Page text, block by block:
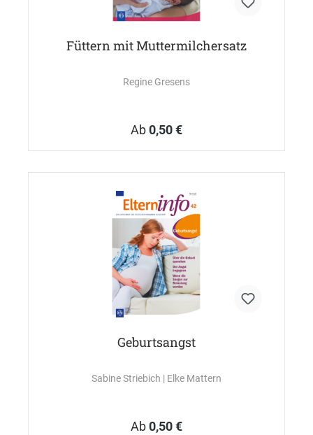
Füttern mit Muttermilchersatz
Regine Gresens
Ab0,50 €
Geburtsangst
Sabine Striebich | Elke Mattern
Ab0,50 €